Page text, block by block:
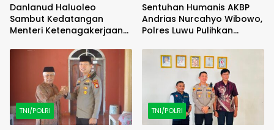
Danlanud Haluoleo
Sambut Kedatangan
Menteri Ketenagakerjaan
Sentuhan Humanis AKBP
Andrias Nurcahyo Wibowo,
Polres Luwu Pulihkan
Justice
TNI/POLRI TNI/POLRI